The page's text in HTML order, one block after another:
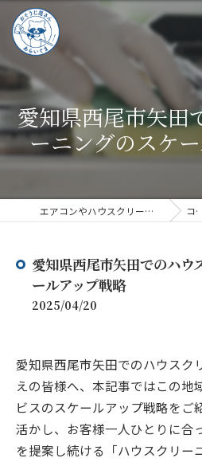
愛知県西尾市矢田
ーニングのスケ
エアコンやハウスクリーニングならハウスクリーニングあらいぐま コラム
愛知県西尾市矢田でのハウ
ールアップ戦略
2025/04/20
愛知県西尾市矢田でのハウスク
えの皆様へ、本記事ではこの地
ビスのスケールアップ戦略をご
活かし、お客様一人ひとりに合
を提案し続ける「ハウスクリー